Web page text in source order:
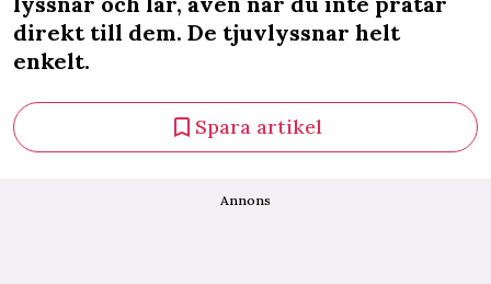
direkt till dem. De tjuvlyssnar helt
enkelt.
Spara artikel
Annons